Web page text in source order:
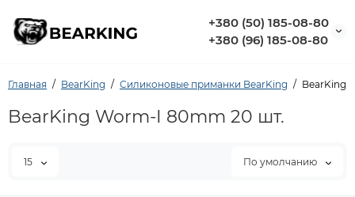
+380 (50) 185-08-80
+380 (96) 185-08-80
Главная BearKing Силиконовые приманки BearKing BearKing
BearKing Worm-I 80mm 20 шт.
15 По умолчанию